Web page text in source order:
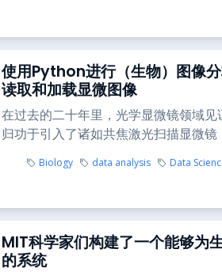
使用Python进行（生物）图像
读取和加载显微图像
在过去的二十年里，光学显微镜领域
归功于引入了诸如共焦激光扫描显微
Biology data analysis Data
MIT科学家们构建了一个能够为
的系统